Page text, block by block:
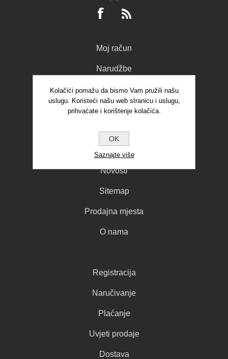
Moj račun
Narudžbe
Adrese
Košarica
Lista mojih želja
Novosti
Sitemap
Prodajna mjesta
O nama
Registracija
Naručivanje
Plaćanje
Uvjeti prodaje
Dostava
Kolačići pomažu da bismo Vam pružili našu
uslugu. Koristeći našu web stranicu i uslugu,
prihvaćate i korištenje kolačića.
OK
Saznajte više